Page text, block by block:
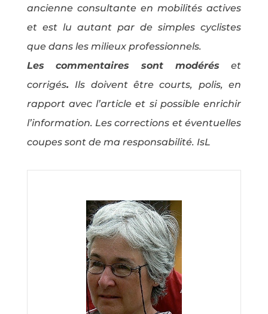
ancienne consultante en mobilités actives
et est lu autant par de simples cyclistes
que dans les milieux professionnels.
Les commentaires sont modéréset
corrigés. Ils doivent être courts, polis, en
rapport avec l’article et si possible enrichir
l’information. Les corrections et éventuelles
coupes sont de ma responsabilité. IsL